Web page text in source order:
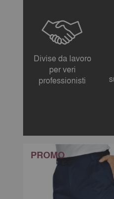
Divise da lavoro
per veri
professionisti
PROMO